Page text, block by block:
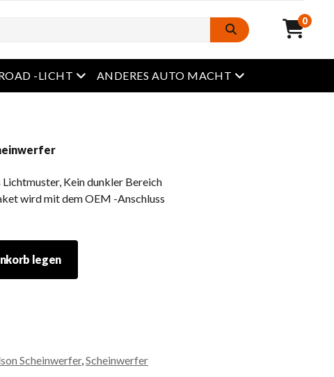
0
-LICHT Öffnen Sie das Menü
ANDERES AUTO MACHT Öffnen Sie das
Kein dunkler Bereich
wird mit dem OEM -Anschluss
legen
Scheinwerfer,Scheinwerfer